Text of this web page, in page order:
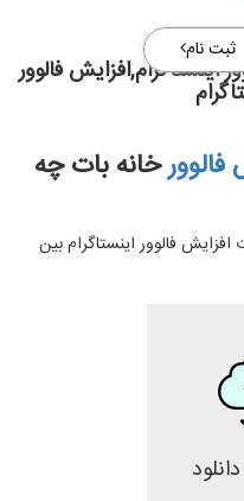
ثبت نام
اینستاگرام,افزایش فالوور
فالوورخانه بات چه
افزایش فالوور اینستاگرام بین